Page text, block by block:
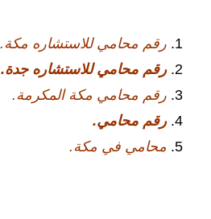
رقم محامي للاستشاره مكة.
رقم محامي للاستشاره جدة.
رقم محامي مكة المكرمة.
رقم محامي.
محامي في مكة.